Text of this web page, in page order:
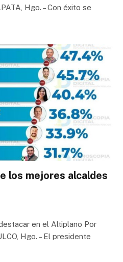
Hgo. – Con éxito se
los mejores alcaldes
en el Altiplano Por
Hgo. – El presidente